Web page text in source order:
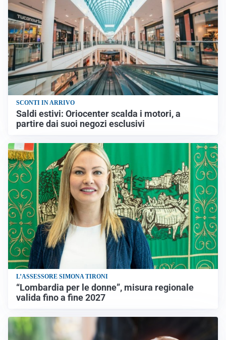
SCONTI IN ARRIVO
Saldi estivi: Oriocenter scalda i motori, a
partire dai suoi negozi esclusivi
L’ASSESSORE SIMONA TIRONI
“Lombardia per le donne”, misura regionale
valida fino a fine 2027